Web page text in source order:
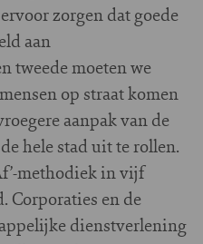
zorgen dat goede
aan
tweede moeten we
op straat komen
aanpak van de
hele stad uit te rollen.
methodiek in vijf
Corporaties en de
dienstverlening